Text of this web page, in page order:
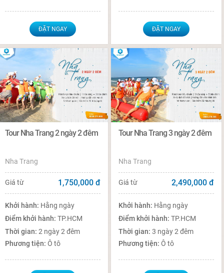
ĐẶT NGAY ĐẶT NGAY
Tour Nha Trang 2 ngày 2 đêm
Nha Trang
Giá từ 1,750,000 đ
Khởi hành: Hằng ngày
Điểm khởi hành:TP.HCM
Thời gian:2 ngày 2 đêm
Phương tiện:Ô tô
Tour Nha Trang 3 ngày 2 đêm
Nha Trang
Giá từ 2,490,000 đ
Khởi hành: Hằng ngày
Điểm khởi hành:TP.HCM
Thời gian:3 ngày 2 đêm
Phương tiện:Ô tô